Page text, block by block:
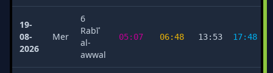
19-
08-
2026
Mer
6
Rabīʿ
al-
awwal
05:07 06:48 13:53 17:48